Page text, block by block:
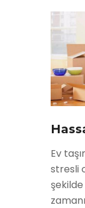
Ev
stresli
şekilde